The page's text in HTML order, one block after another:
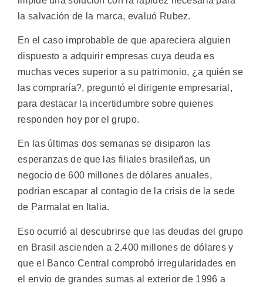
la salvación de la marca, evaluó Rubez.
En el caso improbable de que apareciera alguien
dispuesto a adquirir empresas cuya deuda es
muchas veces superior a su patrimonio, ¿a quién se
las compraría?, preguntó el dirigente empresarial,
para destacar la incertidumbre sobre quienes
responden hoy por el grupo.
En las últimas dos semanas se disiparon las
esperanzas de que las filiales brasileñas, un
negocio de 600 millones de dólares anuales,
podrían escapar al contagio de la crisis de la sede
de Parmalat en Italia.
Eso ocurrió al descubrirse que las deudas del grupo
en Brasil ascienden a 2.400 millones de dólares y
que el Banco Central comprobó irregularidades en
el envío de grandes sumas al exterior de 1996 a